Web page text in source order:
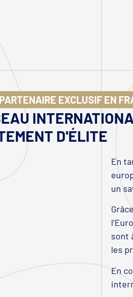
EXCLUSIF EN
D'ÉLITE
En
un
sont
les
En